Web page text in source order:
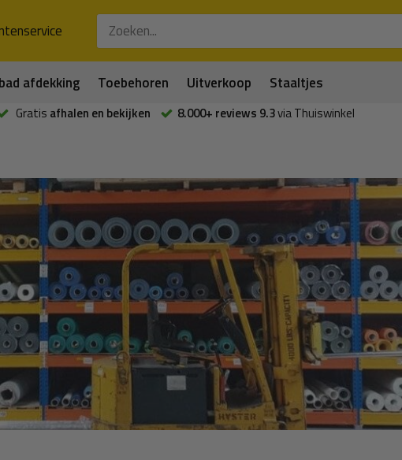
afdekking Toebehoren Uitverkoop Staaltjes
Gratis afhalen en bekijken 8.000+ reviews 9.3via Thuiswinkel